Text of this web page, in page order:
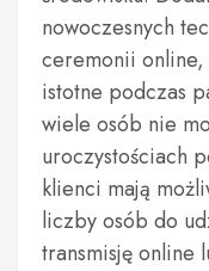
nowoczesnych
ceremonii online,
istotne podczas
wiele osób nie
uroczystościach
klienci mają
liczby osób do
transmisję online